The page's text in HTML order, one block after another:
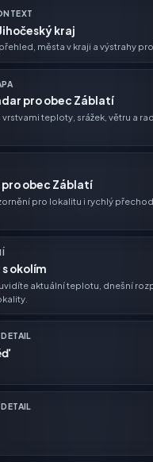
kraj
města v kraji a výstrahy
pro obec Záblatí
vrstvami teploty, srážek, větru a
obec Záblatí
pro lokalitu i rychlý
okolím
aktuální teplotu, dnešní